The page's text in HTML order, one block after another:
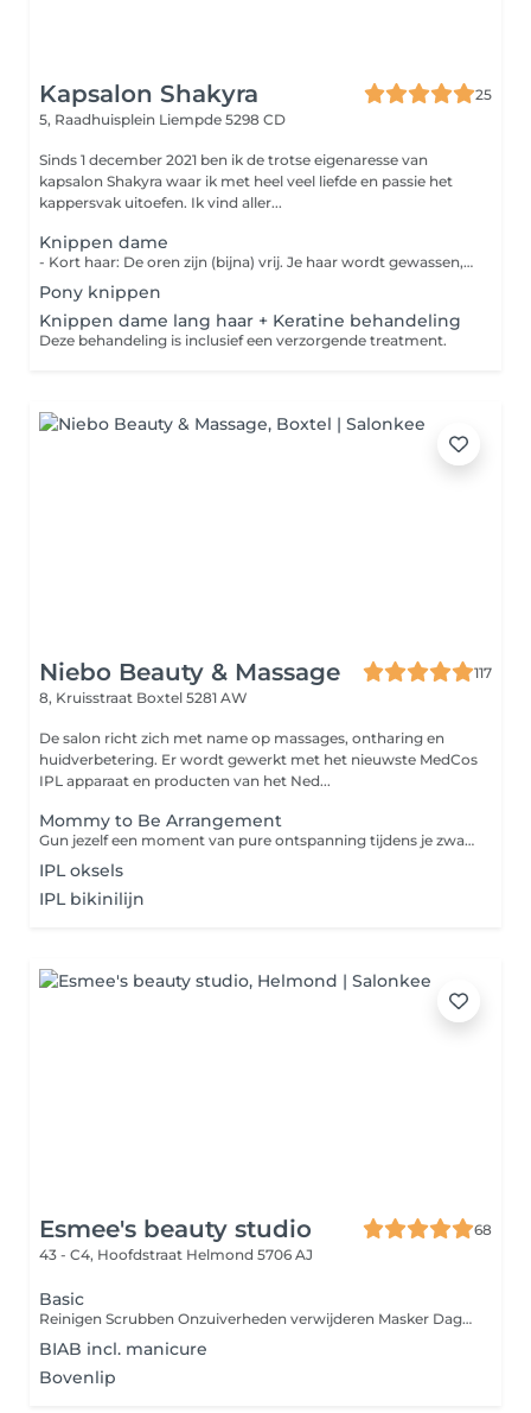
Kapsalon Shakyra
25
5, Raadhuisplein Liempde 5298 CD
Sinds 1 december 2021 ben ik de trotse eigenaresse van
kapsalon Shakyra waar ik met heel veel liefde en passie het
kappersvak uitoefen. Ik vind aller...
Knippen dame
- Kort haar: De oren zijn (bijna) vrij. Je haar wordt gewassen, geknipt en gedroogd. - Lang haar en boblijn pakket 'mooi' : Je haar wordt gewassen, geknipt en droog geblazen. - Lang haar en boblijn pakket 'mooier' : Je haar wordt gewassen, geknipt en gedroogd naar wens. - Lang haar en boblijn pakket 'mooist' : Je haar wordt gewassen met wasmassage, inclusief een haarmasker, je wordt geknipt en gedroogd naar wens.
Pony knippen
Knippen dame lang haar + Keratine behandeling
Deze behandeling is inclusief een verzorgende treatment.
Niebo Beauty & Massage
117
8, Kruisstraat Boxtel 5281 AW
De salon richt zich met name op massages, ontharing en
huidverbetering. Er wordt gewerkt met het nieuwste MedCos
IPL apparaat en producten van het Ned...
Mommy to Be Arrangement
Gun jezelf een moment van pure ontspanning tijdens je zwangerschap met ons speciaal samengestelde Mommy to Be Arrangement. Dit verwenmoment is volledig afgestemd op de behoeften van aanstaande moeders. Je geniet van een 45 minuten durende gezichtsbehandeling, waarbij je huid intens wordt verzorgd en gehydrateerd met milde, veilige producten. Aansluitend volgt een 45 minuten ontspanningsmassage, uitgevoerd in buikligging op een speciale zwangerschapsbank van Bellezi. Deze unieke bank is ontworpen om jouw lichaam optimaal te ondersteunen, zodat je comfortabel en veilig kunt ontspannen. Dit arrangement helpt spanning te verminderen, stimuleert de doorbloeding en zorgt ervoor dat je even helemaal tot rust komt een waardevol moment voor jou én je baby. Ontspannen, verzorgen en genieten in alle comfort tijdens je zwangerschap.
IPL oksels
IPL bikinilijn
Esmee's beauty studio
68
43 - C4, Hoofdstraat Helmond 5706 AJ
Basic
Reinigen Scrubben Onzuiverheden verwijderen Masker Dagcreme Deelbehandelingen zoals epileren, verven, peelings of bindweefselmassage zijn bij te boeken.
BIAB incl. manicure
Bovenlip